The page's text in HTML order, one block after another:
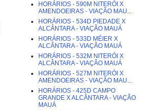
HORÁRIOS - 590M NITERÓI X
AMENDOEIRAS - VIAÇÃO MAU...
HORÁRIOS - 534D PIEDADE X
ALCÂNTARA - VIAÇÃO MAUÁ
HORÁRIOS - 533D MÉIER X
ALCÂNTARA - VIAÇÃO MAUÁ
HORÁRIOS - 532M NITERÓI X
ALCÂNTARA - VIAÇÃO MAUÁ
HORÁRIOS - 527M NITERÓI X
AMENDOEIRAS - VIAÇÃO MAU...
HORÁRIOS - 425D CAMPO
GRANDE X ALCÂNTARA - VIAÇÃO
MAUÁ